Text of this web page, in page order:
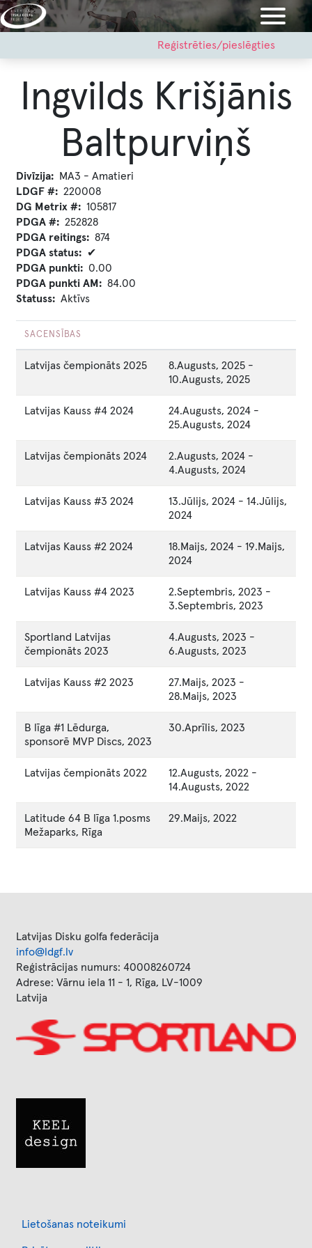
Pārlekt
uz
menu
Reģistrēties/pieslēgties
Ingvilds Krišjānis
Baltpurviņš
Divīzija
MA3 - Amatieri
LDGF #
220008
DG Metrix #
105817
PDGA #
252828
PDGA reitings
874
PDGA status
✔
PDGA punkti
0.00
PDGA punkti AM
84.00
Statuss
Aktīvs
SACENSĪBAS
Latvijas čempionāts 2025 8.Augusts, 2025 -
10.Augusts, 2025
Latvijas Kauss #4 2024 24.Augusts, 2024 -
25.Augusts, 2024
Latvijas čempionāts 2024 2.Augusts, 2024 -
4.Augusts, 2024
Latvijas Kauss #3 2024 13.Jūlijs, 2024 - 14.Jūlijs,
2024
Latvijas Kauss #2 2024 18.Maijs, 2024 - 19.Maijs,
2024
Latvijas Kauss #4 2023 2.Septembris, 2023 -
3.Septembris, 2023
Sportland Latvijas
čempionāts 2023
4.Augusts, 2023 -
6.Augusts, 2023
Latvijas Kauss #2 2023 27.Maijs, 2023 -
28.Maijs, 2023
B līga #1 Lēdurga,
sponsorē MVP Discs, 2023
30.Aprīlis, 2023
Latvijas čempionāts 2022 12.Augusts, 2022 -
14.Augusts, 2022
Latitude 64 B līga 1.posms
Mežaparks, Rīga
29.Maijs, 2022
Latvijas Disku golfa federācija
info@ldgf.lv
Reģistrācijas numurs: 40008260724
Adrese: Vārnu iela 11 - 1, Rīga, LV-1009
Latvija
Image
Lietošanas noteikumi